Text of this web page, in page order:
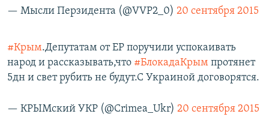
— Мысли Перзидента (@VVP2_0) 20 сентября 2015
#Крым.Депутатам от ЕР поручили успокаивать
народ и рассказывать,что #БлокадаКрым протянет
5дн и свет рубить не будут.С Украиной договорятся.
— КРЫМский УКР (@Crimea_Ukr) 20 сентября 2015